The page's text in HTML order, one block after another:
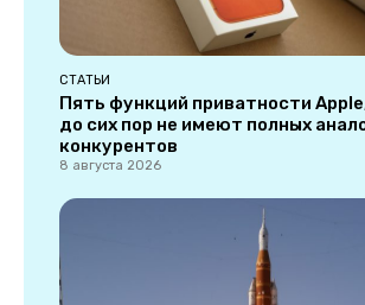
СТАТЬИ
Пять функций приватности
до сих пор не имеют полных
конкурентов
8 августа 2026